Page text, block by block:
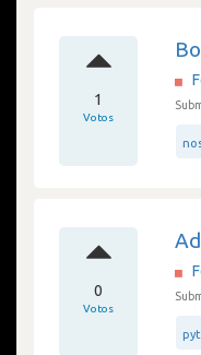
1
Votos
0
Votos